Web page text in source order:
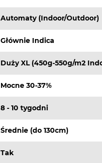
Automaty (Indoor/Outdoor)
Głównie Indica
Duży XL (450g-550g/m2
Mocne 30-37%
8 - 10 tygodni
Średnie (do 130cm)
Tak